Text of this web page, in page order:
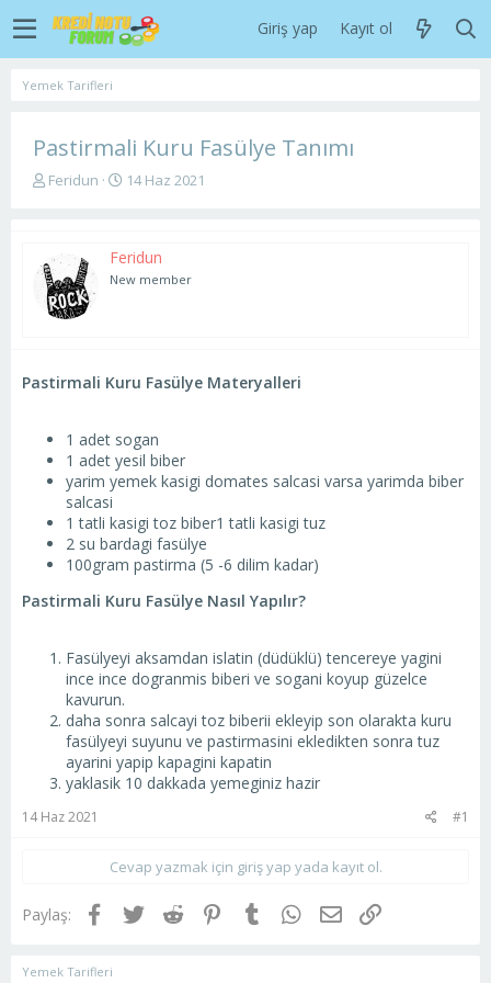
Giriş yap Kayıt ol
Yemek Tarifleri
Pastirmali Kuru Fasülye Tanımı
K
y
u
b
a
a
n
Feridun
B
a
n
a
h
i
14 Haz 2021
Feridun
New member
Pastirmali Kuru Fasülye Materyalleri
1 adet sogan
1 adet yesil biber
yarim yemek kasigi domates salcasi varsa yarimda biber
salcasi
1 tatli kasigi toz biber1 tatli kasigi tuz
2 su bardagi fasülye
100gram pastirma (5 -6 dilim kadar)
Pastirmali Kuru Fasülye Nasıl Yapılır?
Fasülyeyi aksamdan islatin (düdüklü) tencereye yagini
ince ince dogranmis biberi ve sogani koyup güzelce
kavurun.
daha sonra salcayi toz biberii ekleyip son olarakta kuru
fasülyeyi suyunu ve pastirmasini ekledikten sonra tuz
ayarini yapip kapagini kapatin
yaklasik 10 dakkada yemeginiz hazir
14 Haz 2021 #1
Cevap yazmak için giriş yap yada kayıt ol.
Paylaş: Facebook
TwitterReddit PinterestTumblrWhatsApp
E-postaLink
Yemek Tarifleri